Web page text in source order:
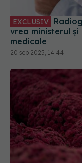
EXCLUSIV
vrea ministerul
medicale
20 sep 2025, 14:44